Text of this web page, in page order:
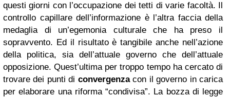
questi giorni con l’occupazione dei tetti di varie facoltà. Il
controllo capillare dell’informazione è l’altra faccia della
medaglia di un’egemonia culturale che ha preso il
sopravvento. Ed il risultato è tangibile anche nell’azione
della politica, sia dell’attuale governo che dell’attuale
opposizione. Quest’ultima per troppo tempo ha cercato di
trovare dei punti di convergenzacon il governo in carica
per elaborare una riforma “condivisa”. La bozza di legge